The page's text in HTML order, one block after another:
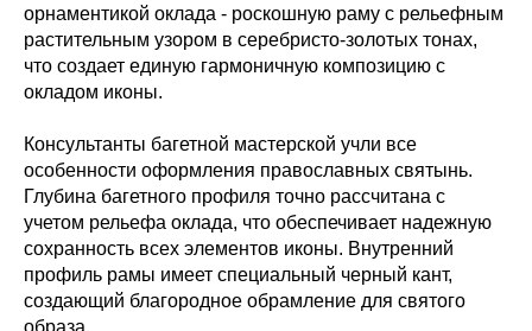
орнаментикой оклада - роскошную раму с рельефным
растительным узором в серебристо-золотых тонах,
что создает единую гармоничную композицию с
окладом иконы.
Консультанты багетной мастерской учли все
особенности оформления православных святынь.
Глубина багетного профиля точно рассчитана с
учетом рельефа оклада, что обеспечивает надежную
сохранность всех элементов иконы. Внутренний
профиль рамы имеет специальный черный кант,
создающий благородное обрамление для святого